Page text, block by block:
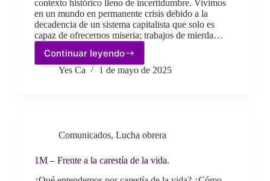
contexto histórico lleno de incertidumbre. Vivimos
en un mundo en permanente crisis debido a la
decadencia de un sistema capitalista que solo es
capaz de ofrecernos miseria; trabajos de mierda…
Continuar leyendo
1M
–
sus
Yes Ca 1 de mayo de 2025
Comunicados, Lucha obrera
1M – Frente a la carestía de la vida.